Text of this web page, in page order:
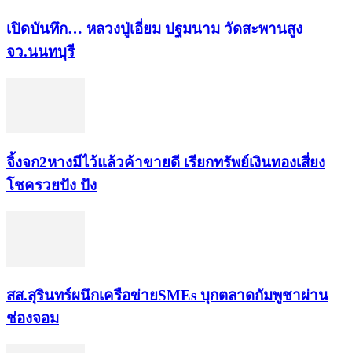
เปิดบันทึก… หลวงปู่เอี่ยม ​ปฐม​นาม​ วัดสะพานสูง​
จว.นนทบุรี
จิ้งจก​2​หาง​มีไว้แล้ว​ค้าขาย​ดี​ เรียก​ทรัพย์เงินทอง​เสี่ยง
โชค​รวยปัง​ ปัง​
สส.สุรินทร์ผนึกเครือข่ายSMEs บุกตลาดกัมพูชาผ่าน
ช่องจอม